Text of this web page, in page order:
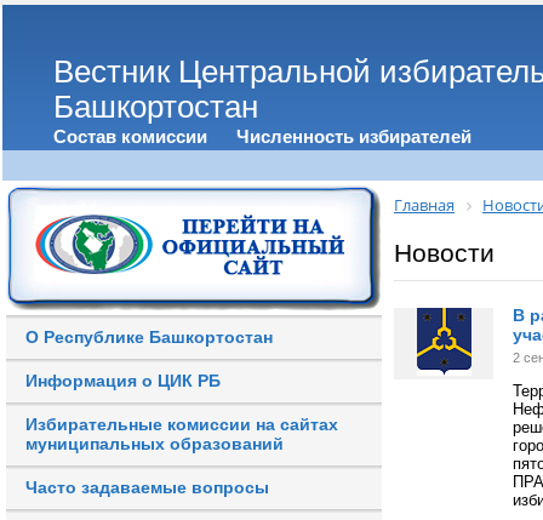
Вестник Центральной
Башкортостан
Состав комиссии Численность избирателей
О Республике Башкортостан
Информация о ЦИК РБ
Избирательные комиссии на сайтах
муниципальных образований
Часто задаваемые вопросы
Главная
Новости
В
2